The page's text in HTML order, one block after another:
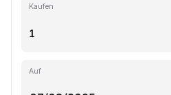
Kaufen
Auf